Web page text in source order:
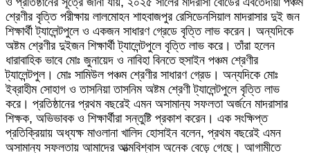
শ্রেণীর বৃত্তি পরীক্ষায় লালমোহন শাহবাজপুর রেসিডেনসিয়াল মাদরাসার দুই জন
শিক্ষার্থী ট্যালেন্টপুলে ও একজন সাধারণ গ্রেডে বৃত্তি লাভ করেন। অন্যদিকে
অষ্টম শ্রেণীর দুইজন শিক্ষার্থী ট্যালেন্টপুলে বৃত্তি লাভ করে। তাঁরা হলেন
ধারাবাহিক ভাবে মোঃ জুনায়েদ ও নাবিহা বিনতে হুসাইন পঞ্চম শ্রেণীর
ট্যালেন্টপুল। মোঃ সামিউল পঞ্চম শ্রেণীর সাধারণ গ্রেড। অন্যদিকে মোঃ
ইব্রাহীম সোহাগ ও তাসনিয়া তাসনিম অষ্টম শ্রেণী ট্যালেন্টপুলে বৃত্তি লাভ
করে। প্রতিষ্ঠানের প্রথম বছরেই এমন অসামান্য সফলতা অর্জনে মাদরাসার
শিক্ষক, অভিভাবক ও শিক্ষার্থীরা সন্তুষ্টি প্রকাশ করেন। এক সংক্ষিপ্ত
প্রতিক্রিয়ায় অধ্যক্ষ মাওলানা খালিদ হোসাইন বলেন, প্রথম বছরেই এমন
অসামান্য সফলতায় আমাদের আত্মবিশ্বাস অনেক বেড়ে গেছে। আগামীতে